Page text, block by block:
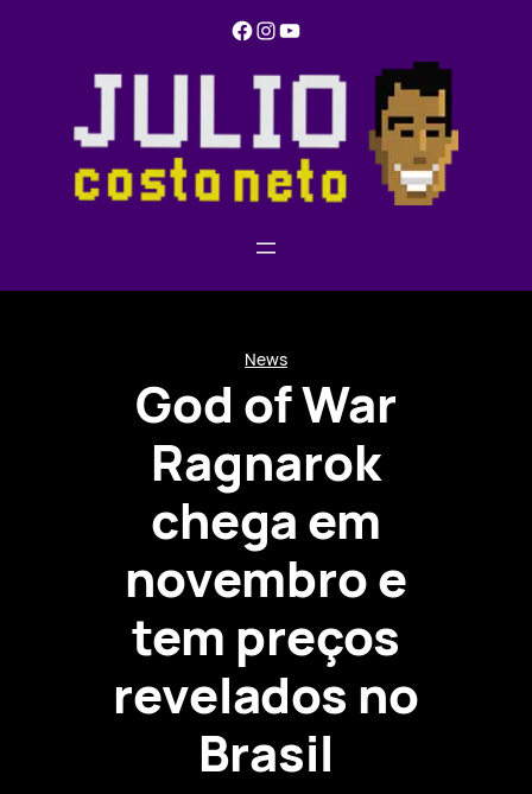
Facebook Instagram YouTube
News
God of War
Ragnarok
chega em
novembro e
tem preços
revelados no
Brasil